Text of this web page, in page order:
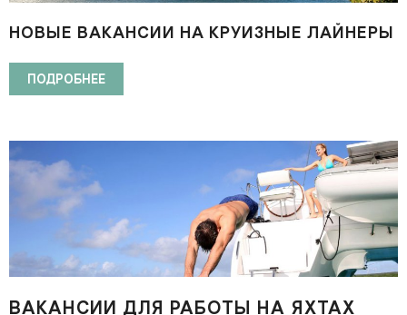
НОВЫЕ ВАКАНСИИ НА КРУИЗНЫЕ ЛАЙНЕРЫ
ПОДРОБНЕЕ
ВАКАНСИИ ДЛЯ РАБОТЫ НА ЯХТАХ